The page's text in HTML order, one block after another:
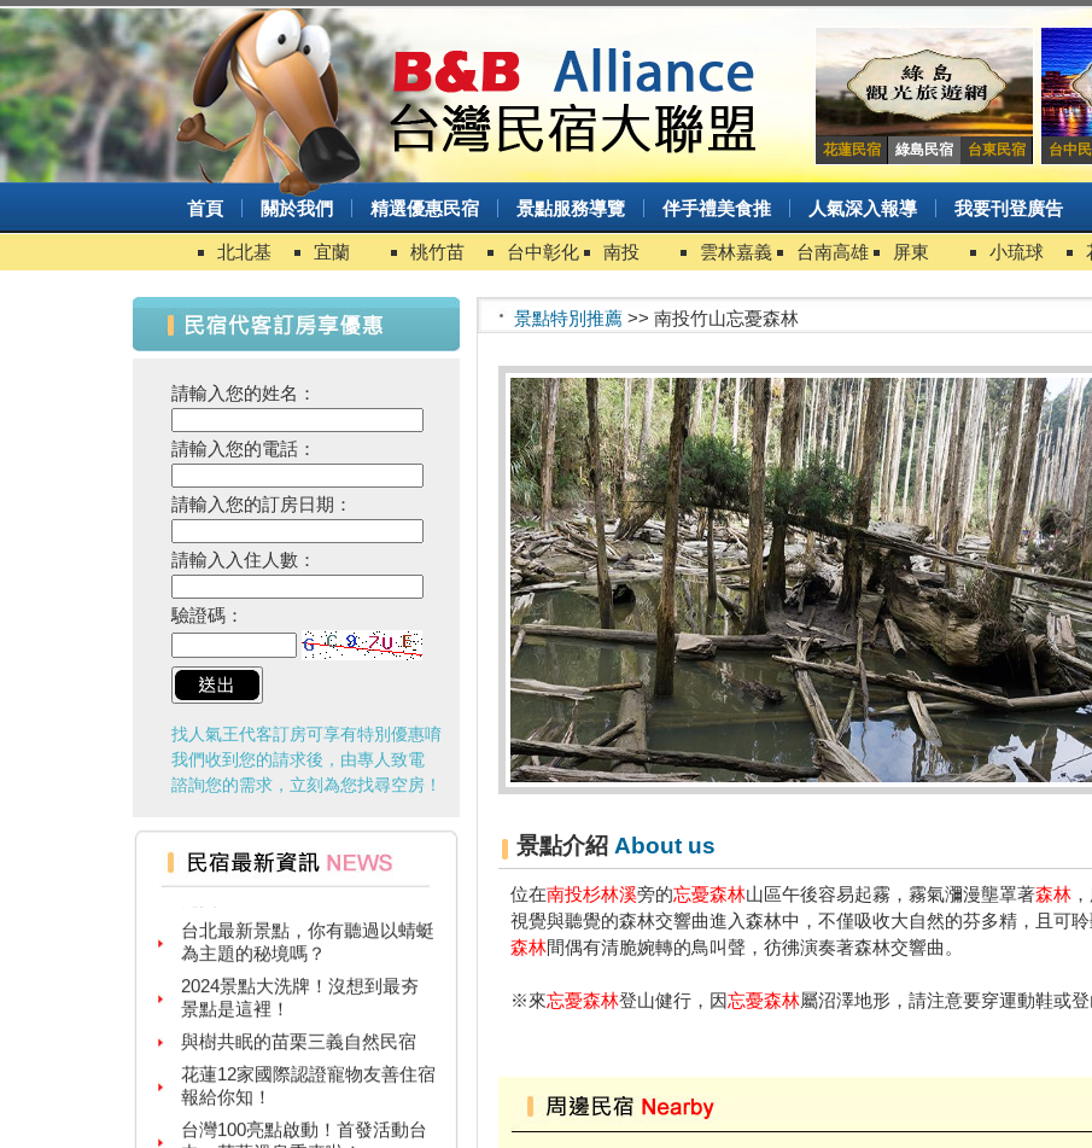
花蓮民宿 綠島民宿 台東民宿 台中
首頁 關於我們 精選優惠民宿 景點服務導覽 伴手禮美食推 人氣深入報導 我要刊登廣告
北北基 宜蘭 桃竹苗 台中彰化 南投 雲林嘉義 台南高雄 屏東 小琉球
請輸入您的姓名：
請輸入您的電話：
請輸入您的訂房日期：
請輸入入住人數：
驗證碼：
找人氣王代客訂房可享有特別優惠唷
我們收到您的請求後，由專人致電
諮詢您的需求，立刻為您找尋空房！
台灣觀光多選擇！兩人同行一人
免費！
台北最新景點，你有聽過以蜻蜓
為主題的秘境嗎？
2024景點大洗牌！沒想到最夯
景點是這裡！
與樹共眠的苗栗三義自然民宿
花蓮12家國際認證寵物友善住宿
報給你知！
台灣100亮點啟動！首發活動台
中、花蓮溫泉季來啦！
景點特別推薦>> 南投竹山忘憂森林
景點介紹About us
位在南投杉林溪旁的忘憂森林山區午後容易起霧，霧氣瀰漫壟罩著森林
視覺與聽覺的森林交響曲進入森林中，不僅吸收大自然的芬多精，且可
森林間偶有清脆婉轉的鳥叫聲，彷彿演奏著森林交響曲。
※來忘憂森林登山健行，因忘憂森林屬沼澤地形，請注意要穿運動鞋或登